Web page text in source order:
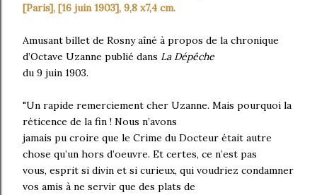
[Paris], [16 juin 1903], 9,8 x7,4 cm.
Amusant billet de Rosny aîné à propos de la chronique
d’Octave Uzanne publié dans La Dépêche
du 9 juin 1903.
"Un rapide remerciement cher Uzanne. Mais pourquoi la
réticence de la fin ! Nous n’avons
jamais pu croire que le Crime du Docteur était autre
chose qu’un hors d’oeuvre. Et certes, ce n’est pas
vous, esprit si divin et si curieux, qui voudriez condamner
vos amis à ne servir que des plats de